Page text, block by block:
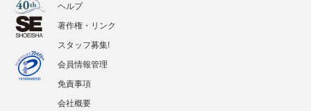
ヘルプ
著作権・リンク
スタッフ募集!
会員情報管理
免責事項
会社概要